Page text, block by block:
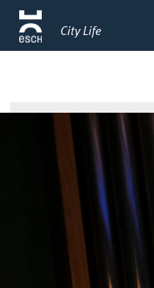
City Life